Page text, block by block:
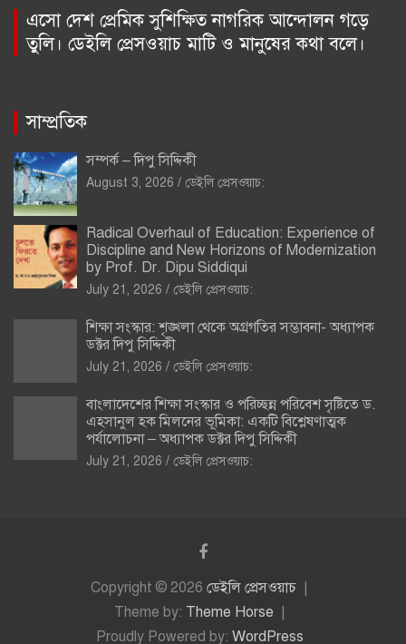
এসো দেশ প্রেমিক সুশিক্ষিত নাগরিক আন্দোলন গড়ে
তুলি। ডেইলি প্রেসওয়াচ মাটি ও মানুষের কথা বলে।
সাম্প্রতিক
সম্পর্ক – দিপু সিদ্দিকী
August 3, 2026 ডেইলি প্রেসওয়াচ:
Radical Overhaul of Education: Experience of
Discipline and New Horizons of Modernization
by Prof. Dr. Dipu Siddiqui
July 21, 2026 ডেইলি প্রেসওয়াচ:
শিক্ষা সংস্কার: শৃঙ্খলা থেকে অগ্রগতির সম্ভাবনা- অধ্যাপক
ডক্টর দিপু সিদ্দিকী
July 21, 2026 ডেইলি প্রেসওয়াচ:
বাংলাদেশের শিক্ষা সংস্কার ও পরিচ্ছন্ন পরিবেশ সৃষ্টিতে ড.
এহসানুল হক মিলনের ভূমিকা: একটি বিশ্লেষণাত্মক
পর্যালোচনা – অধ্যাপক ডক্টর দিপু সিদ্দিকী
July 21, 2026 ডেইলি প্রেসওয়াচ:
Copyright © 2026 ডেইলি প্রেসওয়াচ
Theme by: Theme Horse
Proudly Powered by: WordPress